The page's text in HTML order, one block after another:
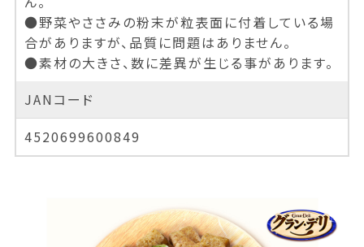
●野菜やささみの粉末が粒表面に付着している場
合がありますが、品質に問題はありません。
●素材の大きさ、数に差異が生じる事があります。
JANコード
4520699600849